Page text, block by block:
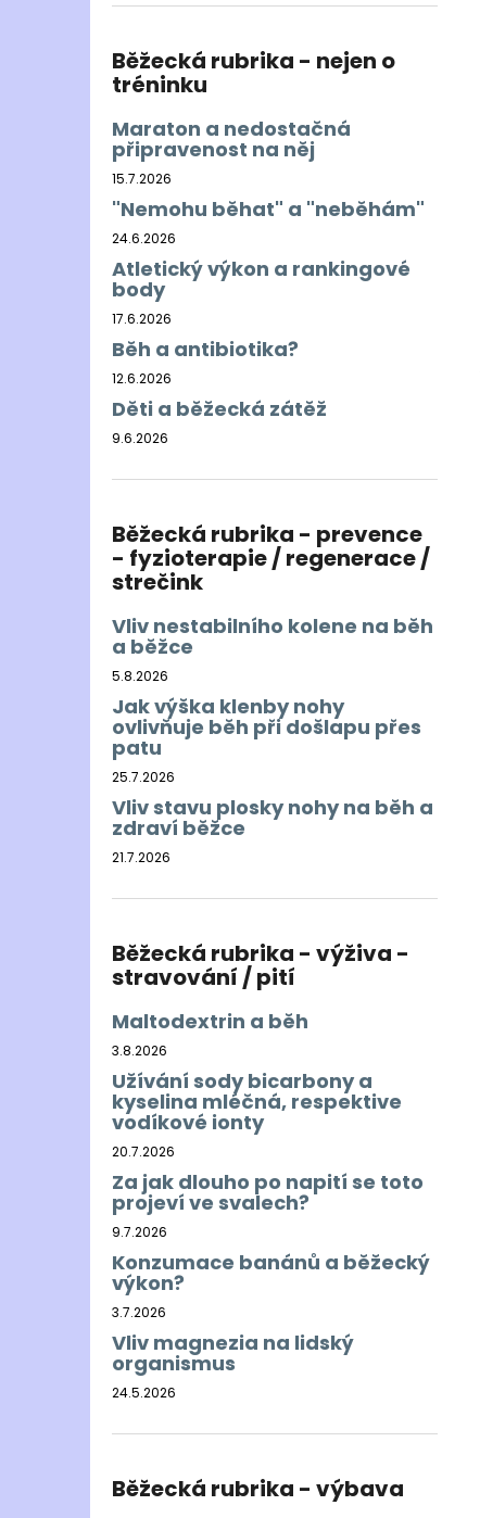
Běžecká rubrika - nejen o
tréninku
Maraton a nedostačná
připravenost na něj
15.7.2026
"Nemohu běhat" a "neběhám"
24.6.2026
Atletický výkon a rankingové
body
17.6.2026
Běh a antibiotika?
12.6.2026
Děti a běžecká zátěž
9.6.2026
Běžecká rubrika - prevence
- fyzioterapie / regenerace /
strečink
Vliv nestabilního kolene na běh
a běžce
5.8.2026
Jak výška klenby nohy
ovlivňuje běh při došlapu přes
patu
25.7.2026
Vliv stavu plosky nohy na běh a
zdraví běžce
21.7.2026
Běžecká rubrika - výživa -
stravování / pití
Maltodextrin a běh
3.8.2026
Užívání sody bicarbony a
kyselina mléčná, respektive
vodíkové ionty
20.7.2026
Za jak dlouho po napití se toto
projeví ve svalech?
9.7.2026
Konzumace banánů a běžecký
výkon?
3.7.2026
Vliv magnezia na lidský
organismus
24.5.2026
Běžecká rubrika - výbava
BĚŽECKÁ OBUV JOMA R-6000 2609
Původně:3 000 Kč